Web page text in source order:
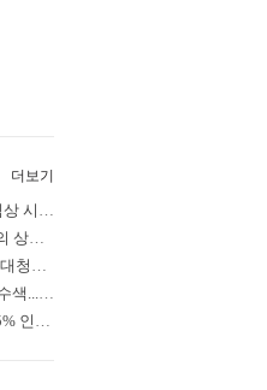
더보기
中 6세 아동, 뇌 유전자 편집 임상 시험 중 사망... 의료진 1년간 ....
‘파룬궁 보호법’ 美 상원 본회의 상정... 최종 입법 ‘초읽기’
[기자회견] “파룬궁 ‘4.25 평화대청원’ 기념 & 중공의 션윈 공연 .....
美 FBI, 조지아주 선관위 압수수색... 트럼프 “부정선거 증거 확보....
트럼프, 한국 상호관세 15→25% 인상... “韓 국회 무력합의 미비준”....